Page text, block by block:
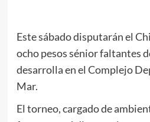
Este sábado disputarán el
ocho pesos sénior faltantes
desarrolla en el Complejo
Mar.
El torneo, cargado de